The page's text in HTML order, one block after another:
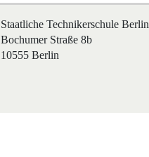
Staatliche Technikerschule Berlin
Bochumer Straße 8b
10555 Berlin